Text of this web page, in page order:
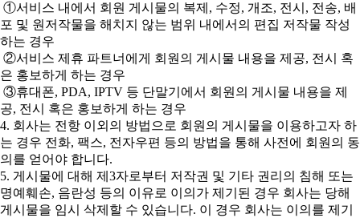
①서비스 내에서 회원 게시물의 복제, 수정, 개조, 전시, 전송, 배
포 및 원저작물을 해치지 않는 범위 내에서의 편집 저작물 작성
하는 경우
②서비스 제휴 파트너에게 회원의 게시물 내용을 제공, 전시 혹
은 홍보하게 하는 경우
③휴대폰, PDA, IPTV 등 단말기에서 회원의 게시물 내용을 제
공, 전시 혹은 홍보하게 하는 경우
4. 회사는 전항 이외의 방법으로 회원의 게시물을 이용하고자 하
는 경우 전화, 팩스, 전자우편 등의 방법을 통해 사전에 회원의 동
의를 얻어야 합니다.
5. 게시물에 대해 제3자로부터 저작권 및 기타 권리의 침해 또는
명예훼손, 음란성 등의 이유로 이의가 제기된 경우 회사는 당해
게시물을 임시 삭제할 수 있습니다. 이 경우 회사는 이의를 제기